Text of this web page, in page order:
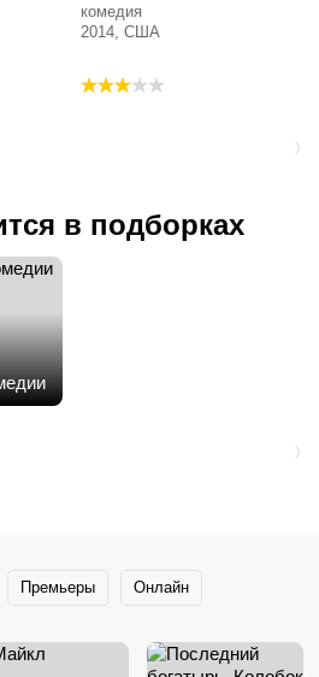
комедия
2014, США
в подборках
Премьеры Онлайн